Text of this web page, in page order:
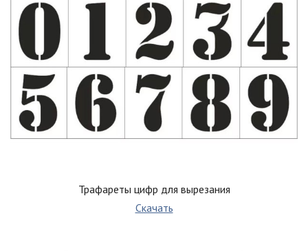
Трафареты цифр для вырезания
Скачать